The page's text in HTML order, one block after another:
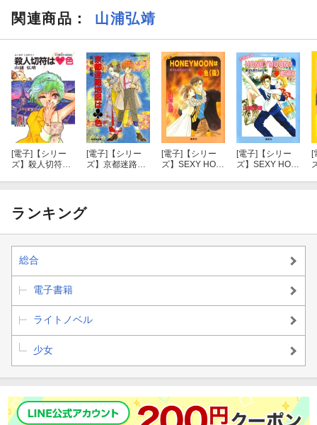
関連商品 ： 山浦弘靖
[電子] 【シリー
ズ】殺人切符は
[電子] 【シリー
ズ】京都迷路地
[電子] 【シリー
ズ】SEXY HON
[電子] 【シリー
ズ】SEXY HON
[
ランキング
総合
電子書籍
ライトノベル
少女